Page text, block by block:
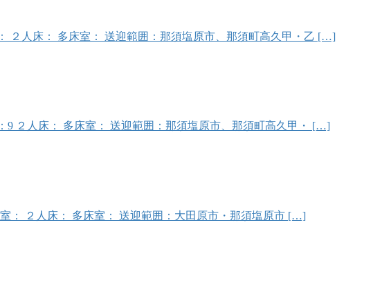
２人床： 多床室： 送迎範囲：那須塩原市、那須町高久甲・乙 […]
9 ２人床： 多床室： 送迎範囲：那須塩原市、那須町高久甲・ […]
： ２人床： 多床室： 送迎範囲：大田原市・那須塩原市 […]